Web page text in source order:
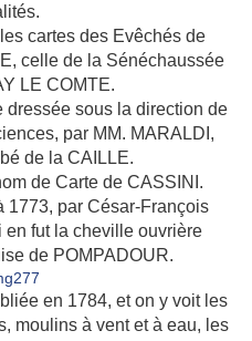
cartes des Evêchés de
celle de la Sénéchaussée
LE COMTE.
dressée sous la direction de
par MM. MARALDI,
de la CAILLE.
de Carte de CASSINI.
1773, par César-François
fut la cheville ouvrière
de POMPADOUR.
en 1784, et on y voit les
moulins à vent et à eau, les